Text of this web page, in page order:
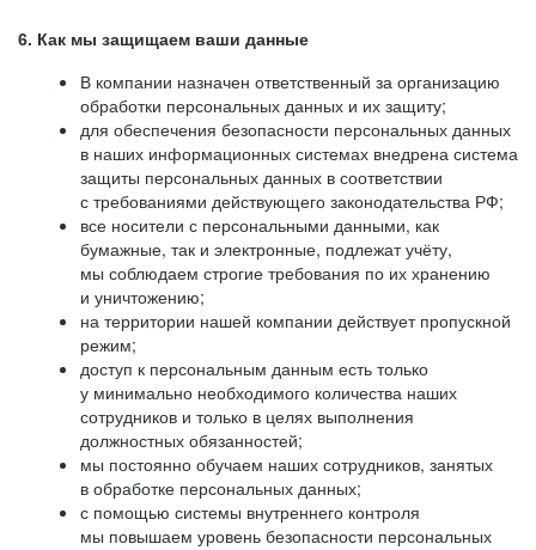
6. Как мы защищаем ваши данные
В компании назначен ответственный за организацию
обработки персональных данных и их защиту;
для обеспечения безопасности персональных данных
в наших информационных системах внедрена система
защиты персональных данных в соответствии
с требованиями действующего законодательства РФ;
все носители с персональными данными, как
бумажные, так и электронные, подлежат учёту,
мы соблюдаем строгие требования по их хранению
и уничтожению;
на территории нашей компании действует пропускной
режим;
доступ к персональным данным есть только
у минимально необходимого количества наших
сотрудников и только в целях выполнения
должностных обязанностей;
мы постоянно обучаем наших сотрудников, занятых
в обработке персональных данных;
с помощью системы внутреннего контроля
мы повышаем уровень безопасности персональных